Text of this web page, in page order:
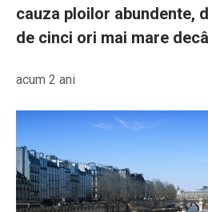
cauza ploilor abundente,
de cinci ori mai mare
acum 2 ani